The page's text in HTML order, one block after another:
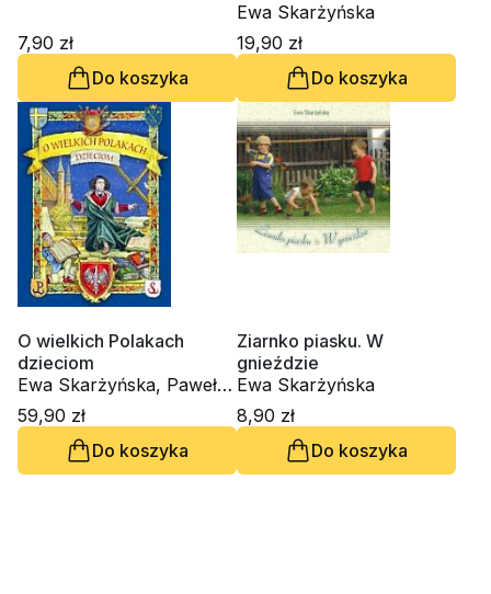
7,90 zł
Do koszyka
Ewa Skarżyńska
19,90 zł
Do koszyka
O wielkich Polakach
dzieciom
Ewa Skarżyńska, Paweł
Kołodziejski
59,90 zł
Do koszyka
Ziarnko piasku. W
gnieździe
Ewa Skarżyńska
8,90 zł
Do koszyka